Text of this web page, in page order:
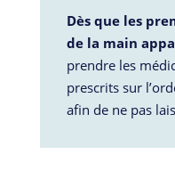
Dès que les
de la main
prendre les
prescrits sur
afin de ne pas